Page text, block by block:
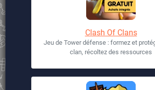
Clash Of Clans
Jeu de Tower défense : formez et
clan, récoltez des ressources